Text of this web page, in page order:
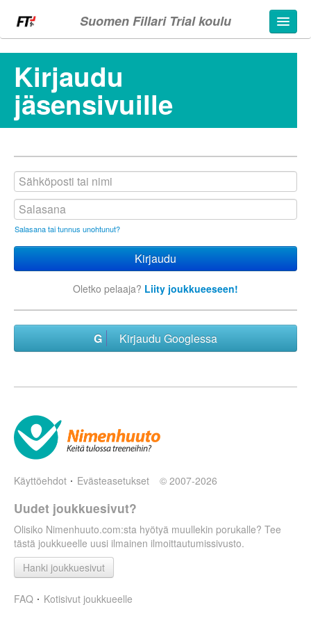
Suomen Fillari Trial koulu
Kirjaudu
jäsensivuille
Salasana tai tunnus unohtunut?
Oletko pelaaja? Liity joukkueeseen!
Kirjaudu Googlessa
Käyttöehdot Evästeasetukset © 2007-2026
Uudet joukkuesivut?
Olisiko Nimenhuuto.com:sta hyötyä muullekin porukalle? Tee
tästä joukkueelle uusi ilmainen ilmoittautumissivusto.
Hanki joukkuesivut
FAQ Kotisivut joukkueelle